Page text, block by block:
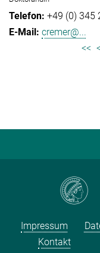
+49 (0) 345
cremer@...
<< <
Impressum
Kontakt